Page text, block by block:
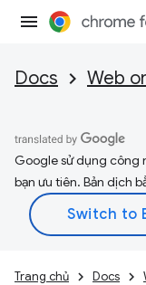
Docs Web
Google sử dụng công
bạn ưu tiên. Bản dịch
Trang chủ Docs